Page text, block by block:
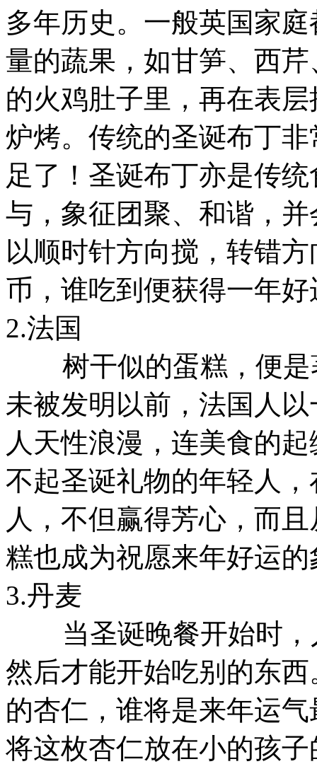
多年历史。一般英国家
量的蔬果，如甘笋、西
的火鸡肚子里，再在表
炉烤。传统的圣诞布丁
足了！圣诞布丁亦是传
与，象征团聚、和谐，
以顺时针方向搅，转错
币，谁吃到便获得一年好
2.法国
树干似的蛋糕，便是
未被发明以前，法国人
人天性浪漫，连美食的
不起圣诞礼物的年轻人
人，不但赢得芳心，而
糕也成为祝愿来年好运的
3.丹麦
当圣诞晚餐开始时，
然后才能开始吃别的东
的杏仁，谁将是来年运
将这枚杏仁放在小的孩